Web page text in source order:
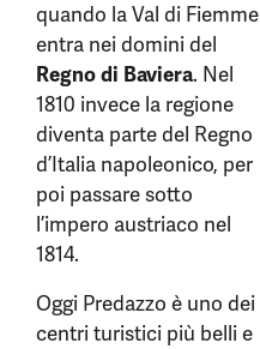
quando la Val di Fiemme
entra nei domini del
Regno di Baviera. Nel
1810 invece la regione
diventa parte del Regno
d’Italia napoleonico, per
poi passare sotto
l’impero austriaco nel
1814.
Oggi Predazzo è uno dei
centri turistici più belli e